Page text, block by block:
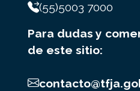
(55)5003 7000
Para dudas y
de este sitio: